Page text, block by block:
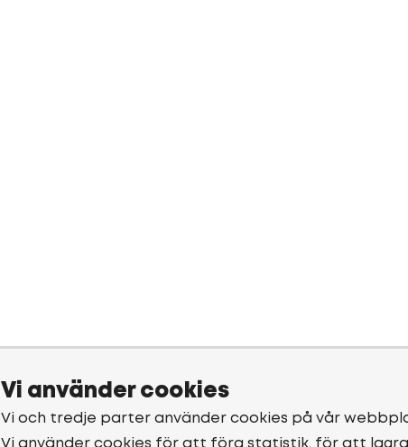
Vi använder cookies
Vi och tredje parter använder cookies på vår
Vi använder cookies för att föra statistik, för att